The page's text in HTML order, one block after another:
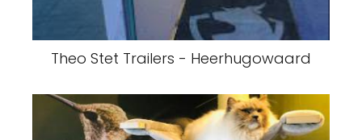
Theo Stet Trailers - Heerhugowaard